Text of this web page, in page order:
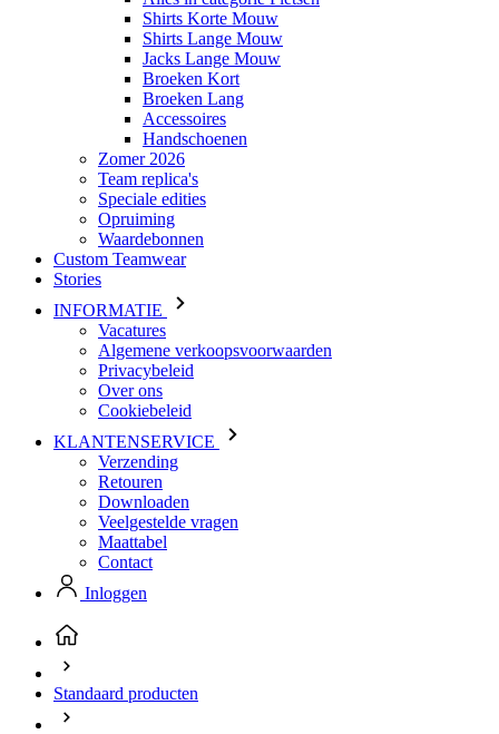
Shirts Korte Mouw
Shirts Lange Mouw
Jacks Lange Mouw
Broeken Kort
Broeken Lang
Accessoires
Handschoenen
Zomer 2026
Team replica's
Speciale edities
Opruiming
Waardebonnen
Custom Teamwear
Stories
INFORMATIE
Vacatures
Algemene verkoopsvoorwaarden
Privacybeleid
Over ons
Cookiebeleid
KLANTENSERVICE
Verzending
Retouren
Downloaden
Veelgestelde vragen
Maattabel
Contact
Inloggen
Standaard producten